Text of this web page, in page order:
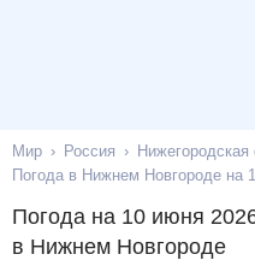
Мир Россия Нижегородская
Погода в Нижнем Новгороде на
Погода на 10 июня 2026
в Нижнем Новгороде